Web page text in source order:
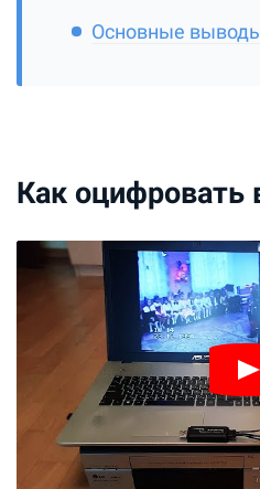
Основные
Как оцифровать